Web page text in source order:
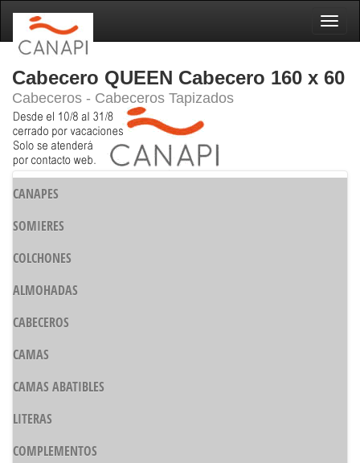
Cabecero QUEEN Cabecero 160 x 60
Cabeceros - Cabeceros Tapizados
CANAPES
SOMIERES
COLCHONES
ALMOHADAS
CABECEROS
CAMAS
CAMAS ABATIBLES
LITERAS
COMPLEMENTOS